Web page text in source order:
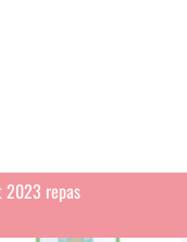
repas